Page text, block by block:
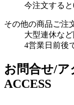
今注文する
その他の商品ご注
大型連休など
4営業日前後
お問合せ/ア
ACCESS